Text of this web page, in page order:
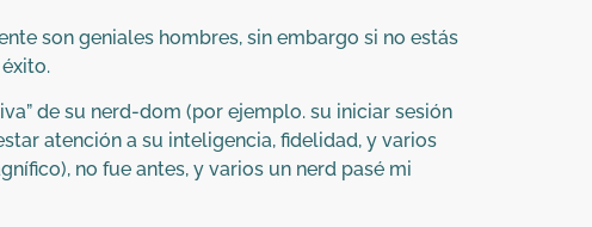
son geniales hombres, sin embargo si no estás
de su nerd-dom (por ejemplo. su iniciar sesión
atención a su inteligencia, fidelidad, y varios
no fue antes, y varios un nerd pasé mi